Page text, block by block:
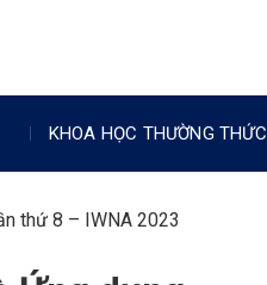
KHOA HỌC THƯỜNG THỨC
thứ 8 – IWNA 2023